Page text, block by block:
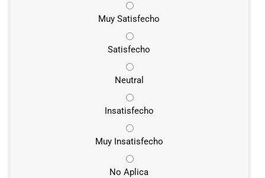
Muy Satisfecho
Satisfecho
Neutral
Insatisfecho
Muy Insatisfecho
No Aplica